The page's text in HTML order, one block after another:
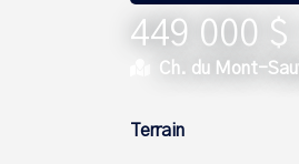
449 000 $
Ch. du Mont-
Terrain